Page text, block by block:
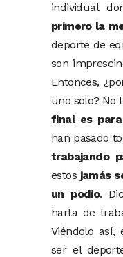
individual
primero la
deporte de
son
Entonces,
uno solo? No
final es
han pasado
trabajando
estos jamás
un podio.
harta de
Viéndolo así,
ser el